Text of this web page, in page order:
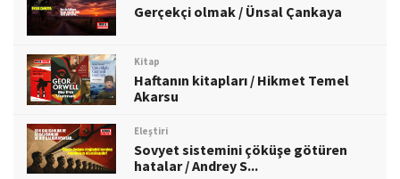
Gerçekçi olmak / Ünsal Çankaya
Kitap
Haftanın kitapları / Hikmet Temel
Akarsu
Eleştiri
Sovyet sistemini çöküşe götüren
hatalar / Andrey S...